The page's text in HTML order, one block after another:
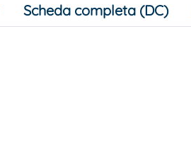
Scheda completa (DC)